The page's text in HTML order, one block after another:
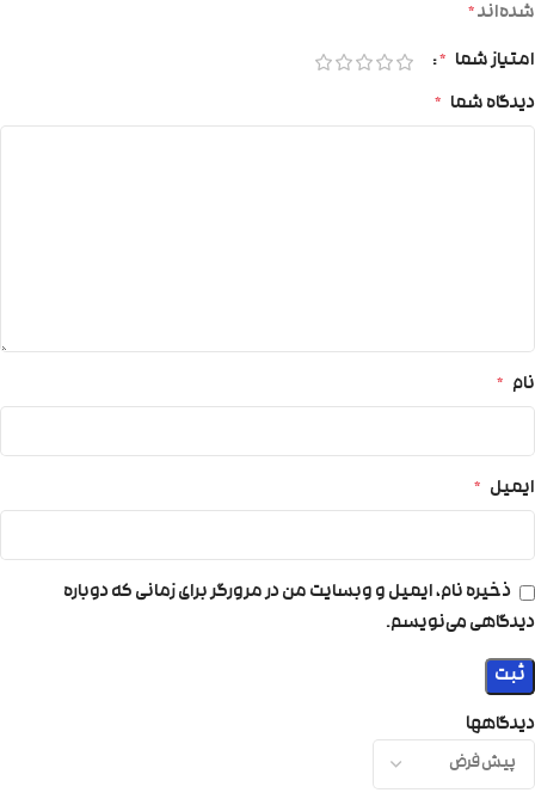
دیدگاهها
شده‌اند*
امتیاز شما *
دیدگاه شما *
نام *
ایمیل *
ذخیره نام، ایمیل و وبسایت من در مرورگر برای زمانی که دوباره
دیدگاهی می‌نویسم.